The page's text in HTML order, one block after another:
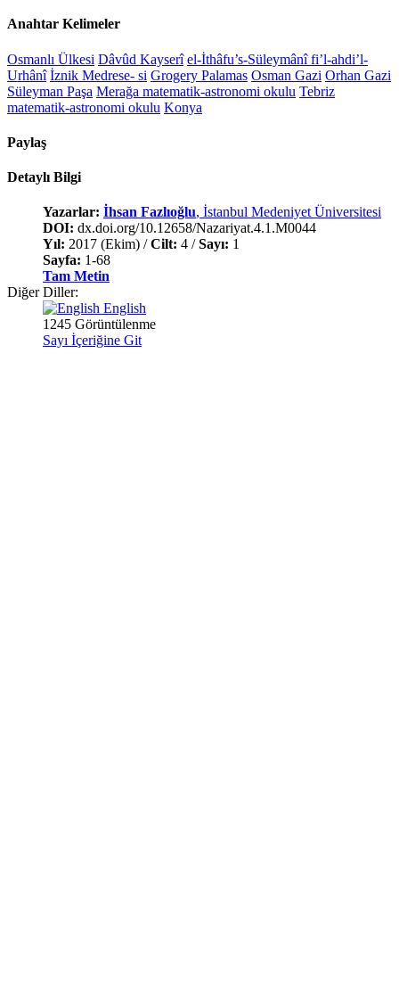
Anahtar Kelimeler
Osmanlı Ülkesi Dâvûd Kayserî el-İthâfu’s-Süleymânî fi’l-ahdi’l-
Urhânî İznik Medrese- si Grogery Palamas Osman Gazi Orhan Gazi
Süleyman Paşa Merağa matematik-astronomi okulu Tebriz
matematik-astronomi okulu Konya
Paylaş
Detaylı Bilgi
Yazarlar: İhsan Fazlıoğlu, İstanbul Medeniyet Üniversitesi
DOI: dx.doi.org/10.12658/Nazariyat.4.1.M0044
Yıl: 2017 (Ekim) /Cilt: 4 /Sayı: 1
Sayfa: 1-68
Tam Metin
Diğer Diller:
English
1245 Görüntülenme
Sayı İçeriğine Git